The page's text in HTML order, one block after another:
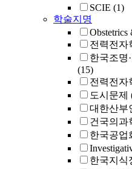
SCIE (1)
학술지명
Obstetrics
전력전자
한국조명
(15)
전력전자
도시문제
대한산부
건국의과
한국공업
한국지식